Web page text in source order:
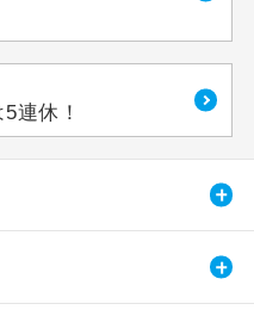
連休！